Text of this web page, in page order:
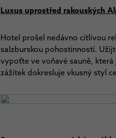
Luxus uprostřed rakouských
Hotel prošel nedávno citlivou
salzburskou pohostinností.
vypoťte ve voňavé sauně,
zážitek dokresluje vkusný styl